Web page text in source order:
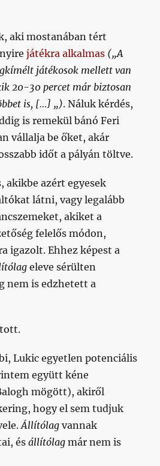
aki mostanában tért
játékra alkalmas („A
játékosok mellett van
20-30 percet már biztosan
is, […] „). Náluk kérdés,
is remekül bánó Feri
vállalja be őket, akár
időt a pályán töltve.
akikbe azért egyesek
látni, vagy legalább
akiket a
felelős módon,
igazolt. Ehhez képest a
eleve sérülten
nem is edzhetett a
Lukic egyetlen potenciális
együtt kéne
mögött), akiről
hogy el sem tudjuk
Állítólag vannak
ésállítólag már nem is